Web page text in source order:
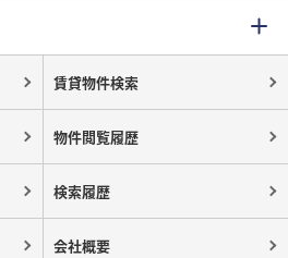
賃貸物件検索
物件閲覧履歴
検索履歴
会社概要